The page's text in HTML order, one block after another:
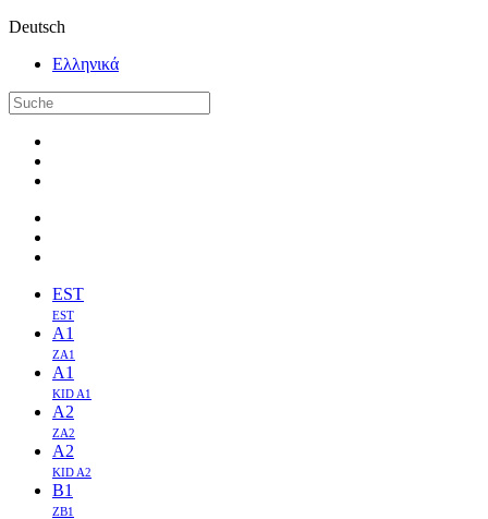
Deutsch
Ελληνικά
EST
EST
A1
ZA1
A1
KID A1
A2
ZA2
A2
KID A2
B1
ZB1